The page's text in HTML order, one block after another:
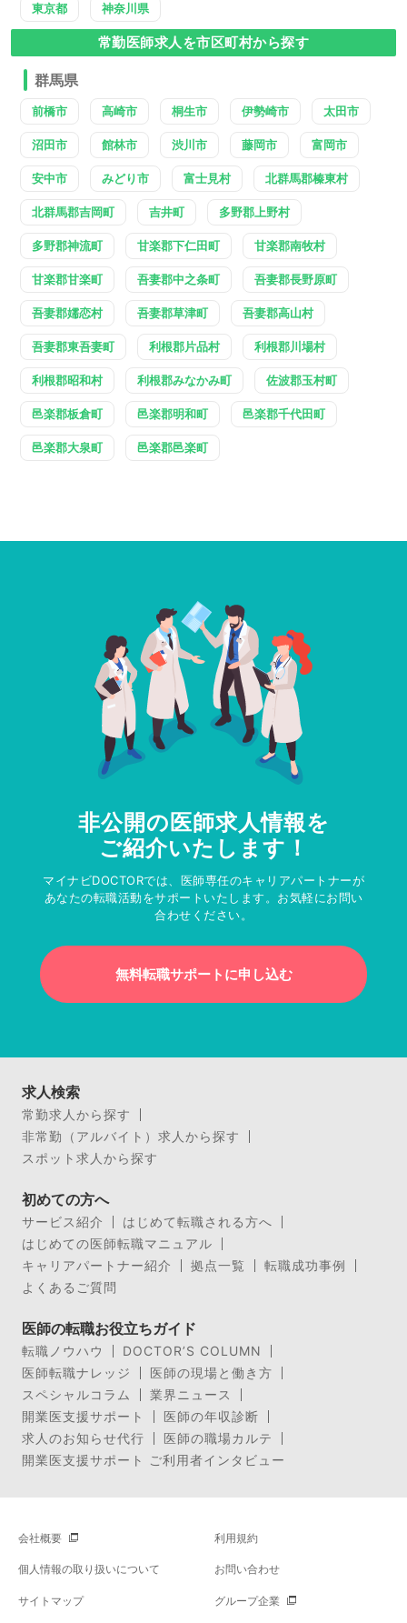
東京都 神奈川県
常勤医師求人を市区町村から探す
群馬県
前橋市 高崎市 桐生市 伊勢崎市 太田市
沼田市 館林市 渋川市 藤岡市 富岡市
安中市 みどり市 富士見村 北群馬郡榛東村
北群馬郡吉岡町 吉井町 多野郡上野村
多野郡神流町 甘楽郡下仁田町 甘楽郡南牧村
甘楽郡甘楽町 吾妻郡中之条町 吾妻郡長野原町
吾妻郡嬬恋村 吾妻郡草津町 吾妻郡高山村
吾妻郡東吾妻町 利根郡片品村 利根郡川場村
利根郡昭和村 利根郡みなかみ町 佐波郡玉村町
邑楽郡板倉町 邑楽郡明和町 邑楽郡千代田町
邑楽郡大泉町 邑楽郡邑楽町
非公開の医師求人情報を
ご紹介いたします！
マイナビDOCTORでは、医師専任のキャリアパートナーが
あなたの転職活動をサポートいたします。お気軽にお問い
合わせください。
無料転職サポートに申し込む
求人検索
常勤求人から探す
非常勤（アルバイト）求人から探す
スポット求人から探す
初めての方へ
サービス紹介
はじめて転職される方へ
はじめての医師転職マニュアル
キャリアパートナー紹介
拠点一覧
転職成功事例
よくあるご質問
医師の転職お役立ちガイド
転職ノウハウ
DOCTOR’S COLUMN
医師転職ナレッジ
医師の現場と働き方
スペシャルコラム
業界ニュース
開業医支援サポート
医師の年収診断
求人のお知らせ代行
医師の職場カルテ
開業医支援サポート ご利用者インタビュー
会社概要 利用規約
個人情報の取り扱いについて お問い合わせ
サイトマップ グループ企業